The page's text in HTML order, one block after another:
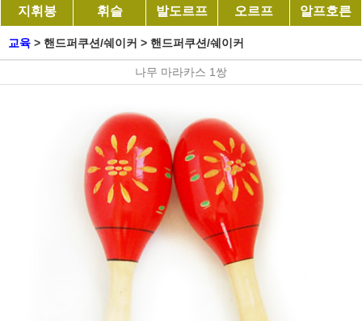
지휘봉 휘슬 발도르프 오르프 알프호른
교육 > 핸드퍼쿠션/쉐이커 > 핸드퍼쿠션/쉐이커
나무 마라카스 1쌍